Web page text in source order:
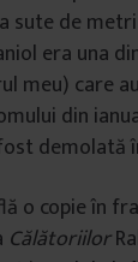
sute de
era una
meu) care
din
demolată
o copie în
Călătoriilor